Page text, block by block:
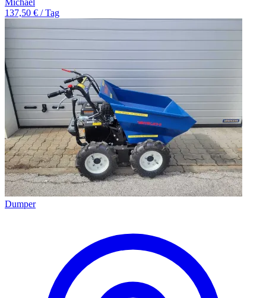
137,50 € / Tag
Dumper